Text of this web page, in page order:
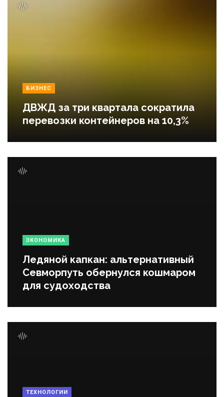
БИЗНЕС
ДВЖД за три квартала сократила
перевозки контейнеров на 10,3%
ЭКОНОМИКА
Ледяной капкан: альтернативный
Севморпуть обернулся кошмаром
для судоходства
ТЕХНОЛОГИИ